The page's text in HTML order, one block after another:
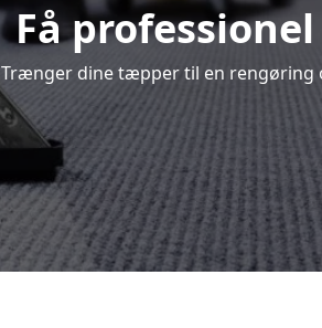
Få
Trænger dine tæpper til en rengøring